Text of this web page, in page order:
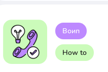
Воип
How to